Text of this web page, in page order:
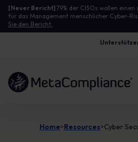
[Neuer Bericht]79% der CISOs wollen
für das Management menschlicher Cyber-
Sie den Bericht.
Link zur Homepage
Home>Resources>Cyber